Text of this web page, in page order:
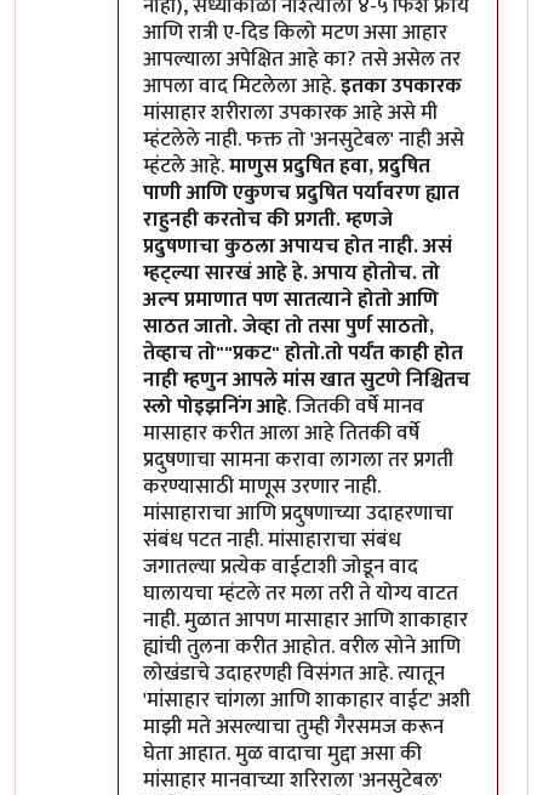
आणि रात्री ए-दिड किलो मटण असा आहार
आपल्याला अपेक्षित आहे का? तसे असेल तर
आपला वाद मिटलेला आहे.इतका उपकारक
मांसाहार शरीराला उपकारक आहे असे मी
म्हंटलेले नाही. फक्त तो 'अनसुटेबल' नाही असे
म्हंटले आहे.माणुस प्रदुषित हवा, प्रदुषित
पाणी आणि एकुणच प्रदुषित पर्यावरण ह्यात
राहुनही करतोच की प्रगती. म्हणजे
प्रदुषणाचा कुठला अपायच होत नाही. असं
म्हट्ल्या सारखं आहे हे. अपाय होतोच. तो
अल्प प्रमाणात पण सातत्याने होतो आणि
साठत जातो. जेव्हा तो तसा पुर्ण साठतो,
तेव्हाच तो""प्रकट" होतो.तो पर्यंत काही होत
नाही म्हणुन आपले मांस खात सुटणे निश्चितच
स्लो पोइझनिंग आहे. जितकी वर्षे मानव
मासाहार करीत आला आहे तितकी वर्षे
प्रदुषणाचा सामना करावा लागला तर प्रगती
करण्यासाठी माणूस उरणार नाही.
मांसाहाराचा आणि प्रदुषणाच्या उदाहरणाचा
संबंध पटत नाही. मांसाहाराचा संबंध
जगातल्या प्रत्येक वाईटाशी जोडून वाद
घालायचा म्हंटले तर मला तरी ते योग्य वाटत
नाही. मुळात आपण मासाहार आणि शाकाहार
ह्यांची तुलना करीत आहोत. वरील सोने आणि
लोखंडाचे उदाहरणही विसंगत आहे. त्यातून
'मांसाहार चांगला आणि शाकाहार वाईट' अशी
माझी मते असल्याचा तुम्ही गैरसमज करून
घेता आहात. मुळ वादाचा मुद्दा असा की
मांसाहार मानवाच्या शरिराला 'अनसुटेबल'